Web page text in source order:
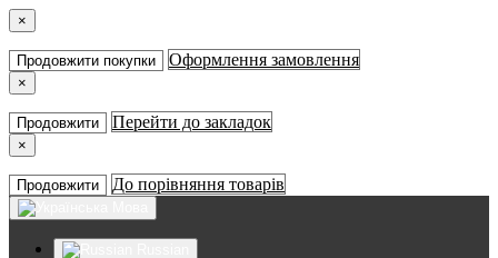
×
Продовжити покупки Оформлення замовлення
×
Продовжити Перейти до закладок
×
Продовжити До порівняння товарів